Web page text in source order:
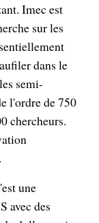
Imec est
sur les
dans le
semi-
l'ordre de 750
chercheurs.
une
avec des